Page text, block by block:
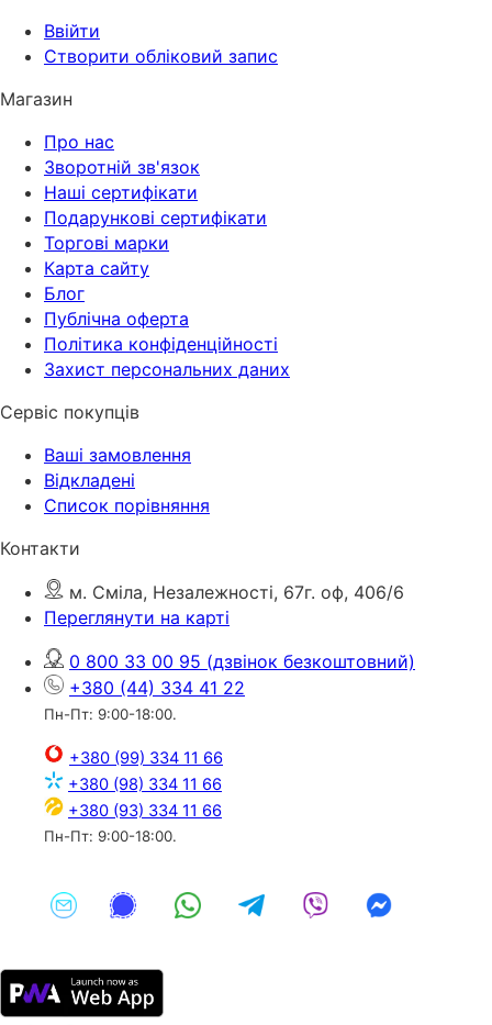
Ввійти
Створити обліковий запис
Магазин
Про нас
Зворотній зв'язок
Наші сертифікати
Подарункові сертифікати
Торгові марки
Карта сайту
Блог
Публічна оферта
Політика конфіденційності
Захист персональних даних
Сервіс покупців
Ваші замовлення
Відкладені
Список порівняння
Контакти
м. Сміла, Незалежності, 67г. оф, 406/6
Переглянути на карті
0 800 33 00 95 (дзвінок безкоштовний)
+380 (44) 334 41 22
Пн-Пт: 9:00-18:00.
+380 (99) 334 11 66
+380 (98) 334 11 66
+380 (93) 334 11 66
Пн-Пт: 9:00-18:00.